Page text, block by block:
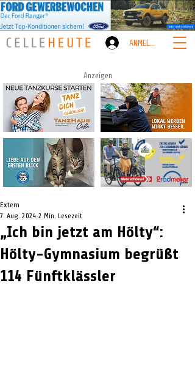
ANMELDEN
Anzeigen
„Ich bin jetzt am Hölty“:
Hölty-Gymnasium begrüßt
114 Fünftklässler
Extern
7. Aug. 2024 2 Min. Lesezeit